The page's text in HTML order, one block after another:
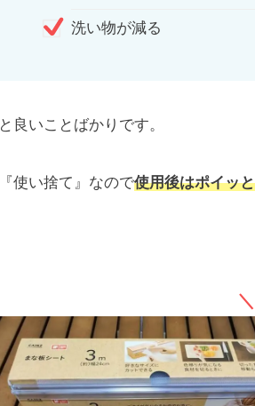
洗い物が減る
と良いことばかりです。
『使い捨て』なので使用後はポイッ